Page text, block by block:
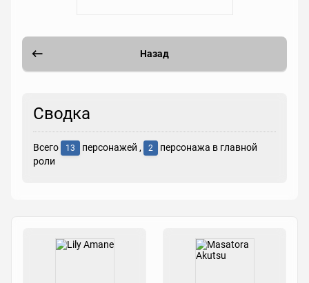
Назад
Сводка
Всего 13 персонажей , 2
персонажа в главной
роли